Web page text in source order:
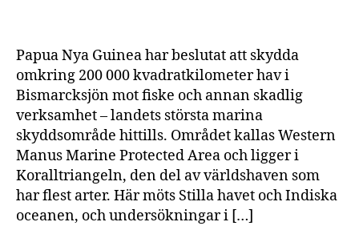
Papua Nya Guinea har beslutat att skydda
omkring 200 000 kvadratkilometer hav i
Bismarcksjön mot fiske och annan skadlig
verksamhet – landets största marina
skyddsområde hittills. Området kallas Western
Manus Marine Protected Area och ligger i
Koralltriangeln, den del av världshaven som
har flest arter. Här möts Stilla havet och Indiska
oceanen, och undersökningar i […]